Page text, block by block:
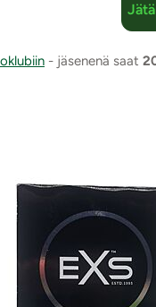
- jäsenenä saat